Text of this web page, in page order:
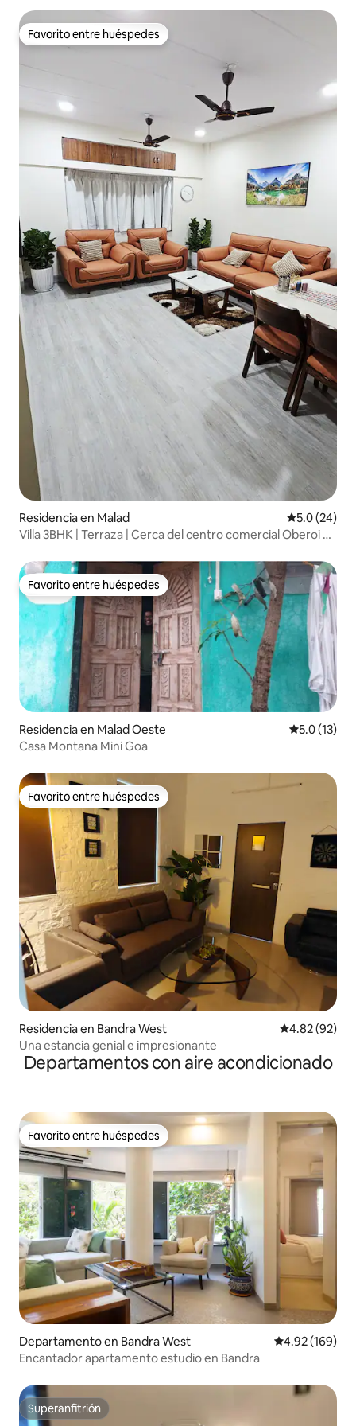
Favorito entre huéspedes
Favorito entre huéspedes
Residencia en Malad Calificación
5.0 (24)
Villa 3BHK | Terraza | Cerca del centro comercial Oberoi y
Favorito entre huéspedes
Favorito entre huéspedes
Residencia en Malad Oeste Calificación
5.0 (13)
Casa Montana Mini Goa
Favorito entre huéspedes
Favorito entre huéspedes
Residencia en Bandra West Calificación
4.82 (92)
Una estancia genial e impresionante
Departamentos con aire acondicionado
Favorito entre huéspedes
Favorito entre huéspedes
Departamento en Bandra West Calificación
4.92 (169)
Encantador apartamento estudio en Bandra
Superanfitrión
Superanfitrión